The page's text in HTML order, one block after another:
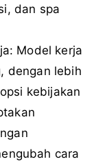
dan spa
Model kerja
dengan lebih
kebijakan
cara